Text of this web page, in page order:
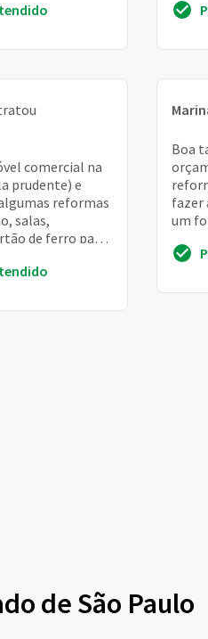
comercial na
prudente) e
reformas
salas,
de ferro para
Boa
fazer
um
de São Paulo